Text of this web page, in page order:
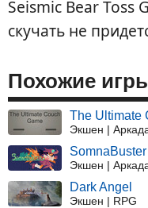
Seismic Bear Toss
скучать не
Похожие
The Ultimate
Экшен |
SomnaBuster
Экшен |
Dark Angel
Экшен | RPG